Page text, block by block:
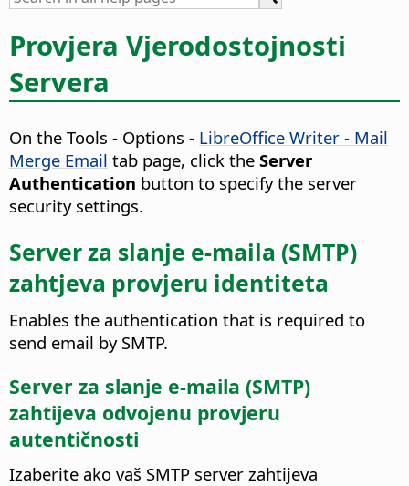
Provjera Vjerodostojnosti
Servera
On the Tools - Options - LibreOffice Writer - Mail
Merge Email tab page, click the Server
Authentication button to specify the server
security settings.
Server za slanje e-maila (SMTP)
zahtjeva provjeru identiteta
Enables the authentication that is required to
send email by SMTP.
Server za slanje e-maila (SMTP)
zahtijeva odvojenu provjeru
autentičnosti
Izaberite ako vaš SMTP server zahtijeva